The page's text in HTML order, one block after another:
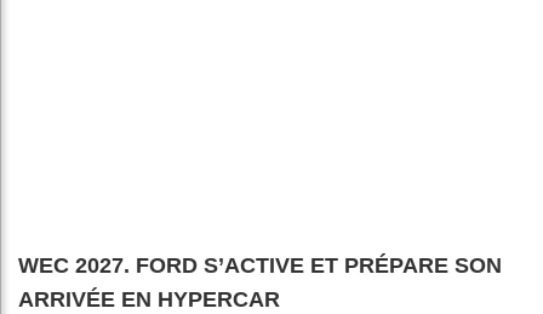
WEC 2027. FORD S’ACTIVE ET PRÉPARE SON
ARRIVÉE EN HYPERCAR